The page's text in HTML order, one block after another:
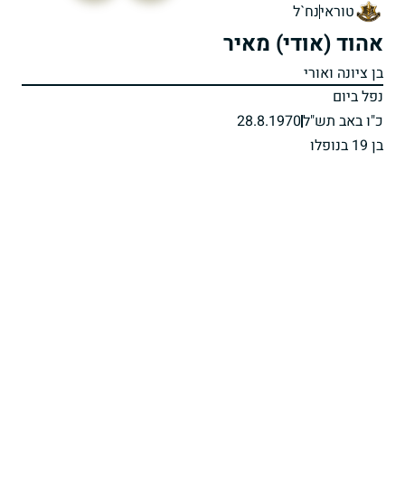
טוראינח`ל
אהוד (אודי) מאיר
בן ציונה ואורי
נפל ביום
כ"ו באב תש"ל28.8.1970
בן 19 בנופלו